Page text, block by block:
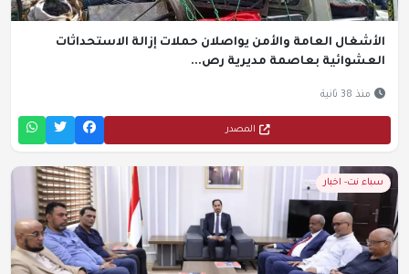
الأشغال العامة والأمن يواصلان حملات إزالة الاستحداثات
العشوائية بعاصمة مديرية رص...
منذ 38 ثانية
المصدر
سباء نت- اخبار